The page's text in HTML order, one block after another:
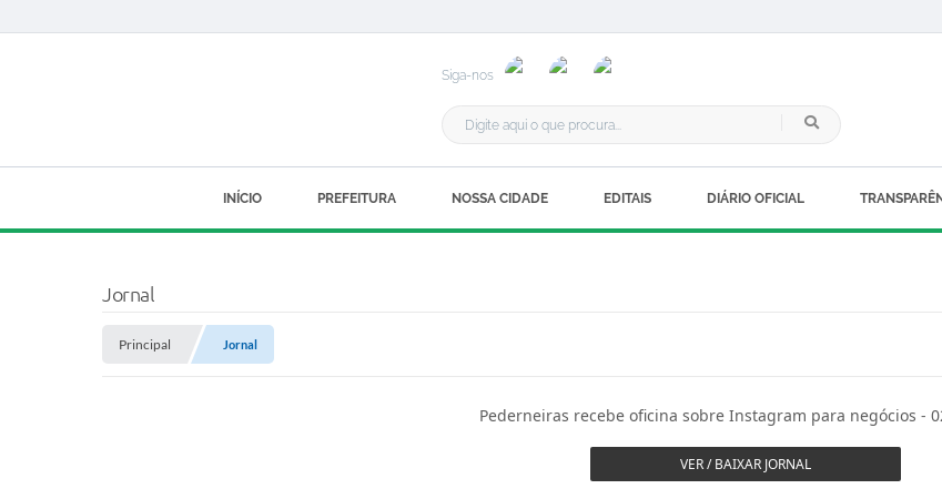
Siga-nos
INÍCIO PREFEITURA NOSSA CIDADE EDITAIS DIÁRIO OFICIAL
Jornal
Principal Jornal
Pederneiras recebe oficina sobre Instagram para negócios -
VER / BAIXAR JORNAL